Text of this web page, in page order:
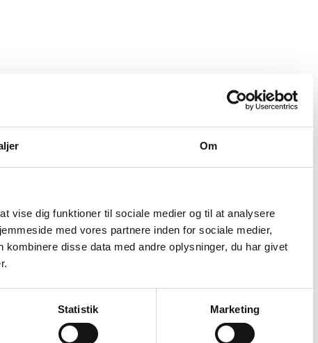
Om
vise dig funktioner til sociale medier og til at analysere
med vores partnere inden for sociale medier,
disse data med andre oplysninger, du har givet
Statistik Marketing